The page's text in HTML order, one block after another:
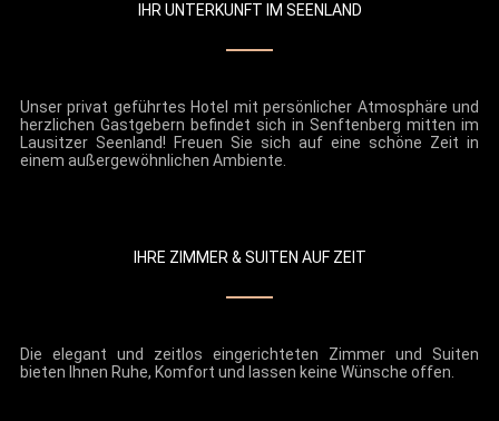
IHR UNTERKUNFT IM SEENLAND
Unser privat geführtes Hotel mit persönlicher Atmosphäre und
herzlichen Gastgebern befindet sich in Senftenberg mitten im
Lausitzer Seenland! Freuen Sie sich auf eine schöne Zeit in
einem außergewöhnlichen Ambiente.
IHRE ZIMMER & SUITEN AUF ZEIT
Die elegant und zeitlos eingerichteten Zimmer und Suiten
bieten Ihnen Ruhe, Komfort und lassen keine Wünsche offen.